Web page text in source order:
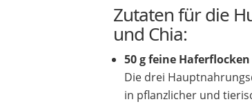
Zutaten für die
und Chia:
50 g feine Haferflocken
Die drei
in pflanzlicher und